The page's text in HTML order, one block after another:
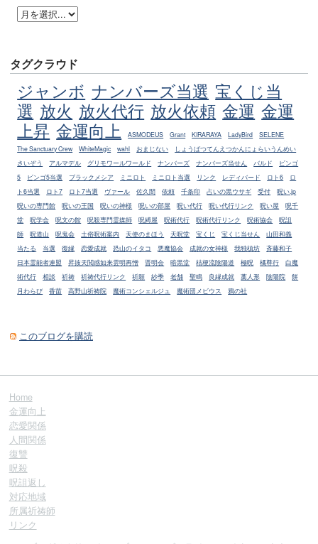
タグクラウド
ジャンボ ナンバーズ当選 宝くじ当
選 放火 放火代行 放火依頼 金運 金運
上昇 金運向上 ASMODEUS Grant KIRARAYA LadyBird
SELENE
The Sanctuary Crew
WhiteMagic wahl おまじない
しょうばつてんえつかんにょらいうんめい
さいぞう
アルマデル グリモワールワールド ナンバーズ ナンバーズ当せん バルド
ビンゴ
5
ビンゴ5当選 ブラックメシア ミニロト ミニロト当選 リンク レディバード ロト6
ロ
ト6当選
ロト7 ロト7当選 ヴァール 佐久間 依頼 千条印 占いの黒ウサギ 受付
呪い.jp
呪いの専門館
呪いの王国 呪いの神様 呪いの部屋 呪い代行 呪い代行リンク 呪い屋
呪千
堂
呪学会 呪文の館 呪殺専門霊媒師 呪縛屋 呪術代行 呪術代行リンク 呪術協会
呪詛
師
呪道山 呪鬼会 土俗呪術案内 天使のまほう 天呪堂 宝くじ 宝くじ当せん
山田和義
当たる
当選 復縁 恋愛成就 恐山のイタコ 悪魔協会 成就の女神様 我独槙坊
斉藤和子
日本霊能者連盟
昇抜天閲感如来雲明再憎 晋明会 暗黒堂 桔梗流陰陽道 極呪 橘尊行
白魔
術代行
相談 祈祷 祈祷代行リンク 祈願 紗季 老舗 聖鳴 良縁成就 藁人形 陰陽院
餅
月わらび
香苗 高野山祈祷院 魔術コンシェルジュ 魔術団メビウス 鴉の社
このブログを購読
Home
金運向上
恋愛関係
人間関係
復讐
呪殺
呪詛返し
対応地域
所属祈祷師
リンク